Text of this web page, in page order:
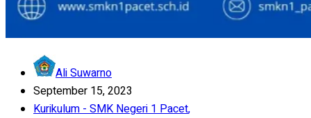
Ali Suwarno
September 15, 2023
Kurikulum - SMK Negeri 1 Pacet,